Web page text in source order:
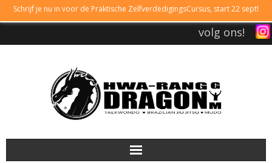
Schrijf je nu in voor de Praktische ZelfverdedigingsCursus, start 22 sept!
volg ons!